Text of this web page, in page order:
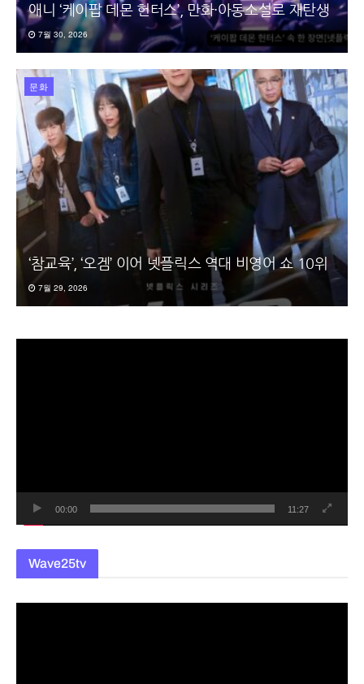
애니 ‘케이팝 데몬 헌터스’, 만화·아동소설로 재탄생
7월 30, 2026
문화
‘참교육’, ‘오겜’ 이어 넷플릭스 역대 비영어 쇼 10위
7월 29, 2026
00:00 11:27
Wave25tv